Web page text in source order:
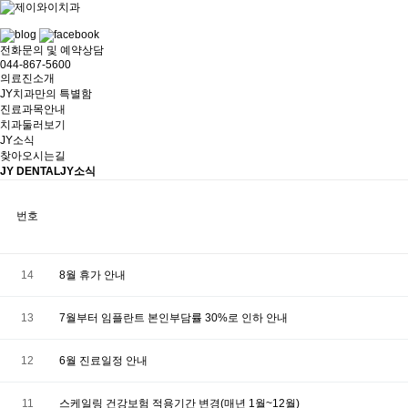
전화문의 및 예약상담
044-867-5600
의료진소개
JY치과만의 특별함
진료과목안내
치과둘러보기
JY소식
찾아오시는길
JY DENTALJY소식
번호
14 8월 휴가 안내
13 7월부터 임플란트 본인부담률 30%로 인하 안내
12 6월 진료일정 안내
11 스케일링 건강보험 적용기간 변경(매년 1월~12월)